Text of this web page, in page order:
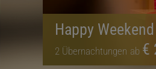
Happy Weekend
2 Übernachtungen ab €